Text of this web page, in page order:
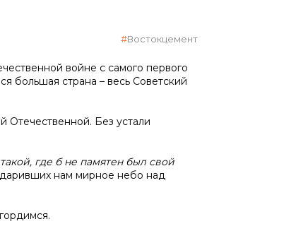
Востокцемент
войне с самого первого
большая страна – весь Советский
Отечественной. Без устали
где б не памятен был свой
нам мирное небо над